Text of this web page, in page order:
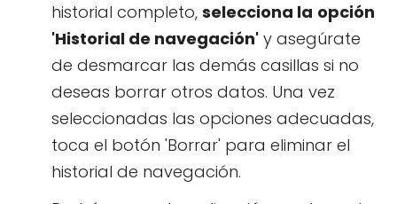
historial completo, selecciona la opción
'Historial de navegación' y asegúrate
de desmarcar las demás casillas si no
deseas borrar otros datos. Una vez
seleccionadas las opciones adecuadas,
toca el botón 'Borrar' para eliminar el
historial de navegación.